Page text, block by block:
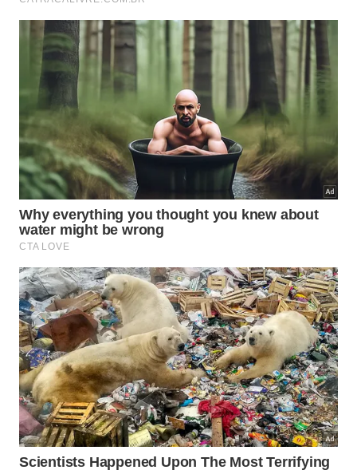
7. Hidratação intensa
Use um hidratante rico e nutritivo diariamente para
ajudar a combater a perda da
hidratação
e manter a
pele macia e sedosa. Procure por produtos com
ingredientes como ácido hialurônico, ceramidas e
antioxidantes para promover a hidratação e a
elasticidade da pele.
8. Proteção solar diária
A exposição aos raios UV é uma das principais
causas do envelhecimento da pele. Use diariamente
um protetor solar de amplo espectro com FPS 30
ou superior, mesmo em dias nublados, para
proteger a pele dos danos causados pelo sol.